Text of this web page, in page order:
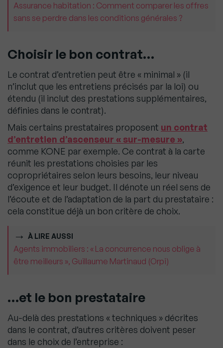
Assurance habitation : Comment comparer les offres
sans se perdre dans les conditions générales ?
Choisir le bon contrat…
Le contrat d’entretien peut être « minimal » (il
n’inclut que les entretiens précisés par la loi) ou
étendu (il inclut des prestations supplémentaires,
définies dans le contrat).
Mais certains prestataires proposent un contrat
d’entretien d’ascenseur « sur-mesure »,
comme KONE par exemple. Ce contrat à la carte
réunit les prestations choisies par les
copropriétaires selon leurs besoins, leur niveau
d’exigence et leur budget. Il dénote un réel sens de
l’écoute et de l’adaptation de la part du prestataire :
cela constitue déjà un bon critère de choix.
À LIRE AUSSI
Agents immobiliers : « La concurrence nous oblige à
être meilleurs », Guillaume Martinaud (Orpi)
…et le bon prestataire
Au-delà des prestations « techniques » décrites
dans le contrat, d’autres critères doivent peser
dans le choix de l’entreprise :